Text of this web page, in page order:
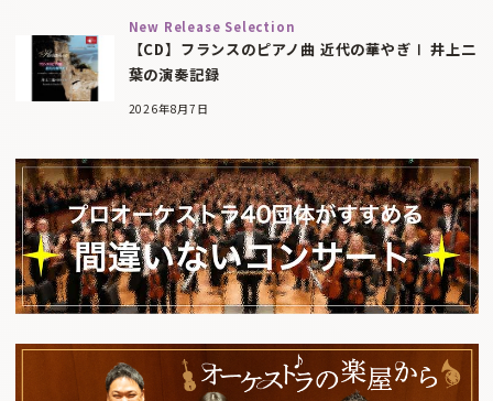
New Release Selection
【CD】フランスのピアノ曲 近代の華やぎⅠ 井上二
葉の演奏記録
2026年8月7日